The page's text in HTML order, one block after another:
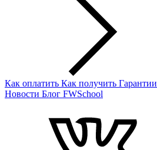
Как оплатить Как получить Гарантии
Новости Блог FWSchool